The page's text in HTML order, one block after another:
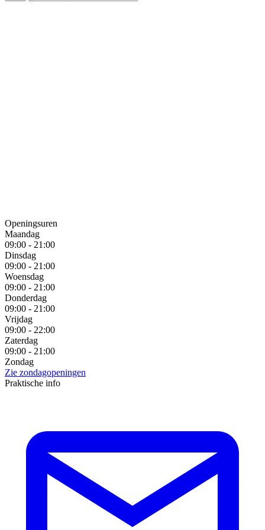
Openingsuren
Maandag
09:00 - 21:00
Dinsdag
09:00 - 21:00
Woensdag
09:00 - 21:00
Donderdag
09:00 - 21:00
Vrijdag
09:00 - 22:00
Zaterdag
09:00 - 21:00
Zondag
Zie zondagopeningen
Praktische info